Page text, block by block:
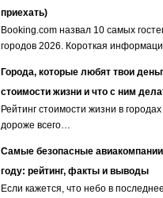
приехать)
Booking.com назвал 10 самых
городов 2026. Короткая
Города, которые любят твои
стоимости жизни и что с ним
Рейтинг стоимости жизни в
дороже всего…
Самые безопасные
году: рейтинг, факты и выводы
Если кажется, что небо в